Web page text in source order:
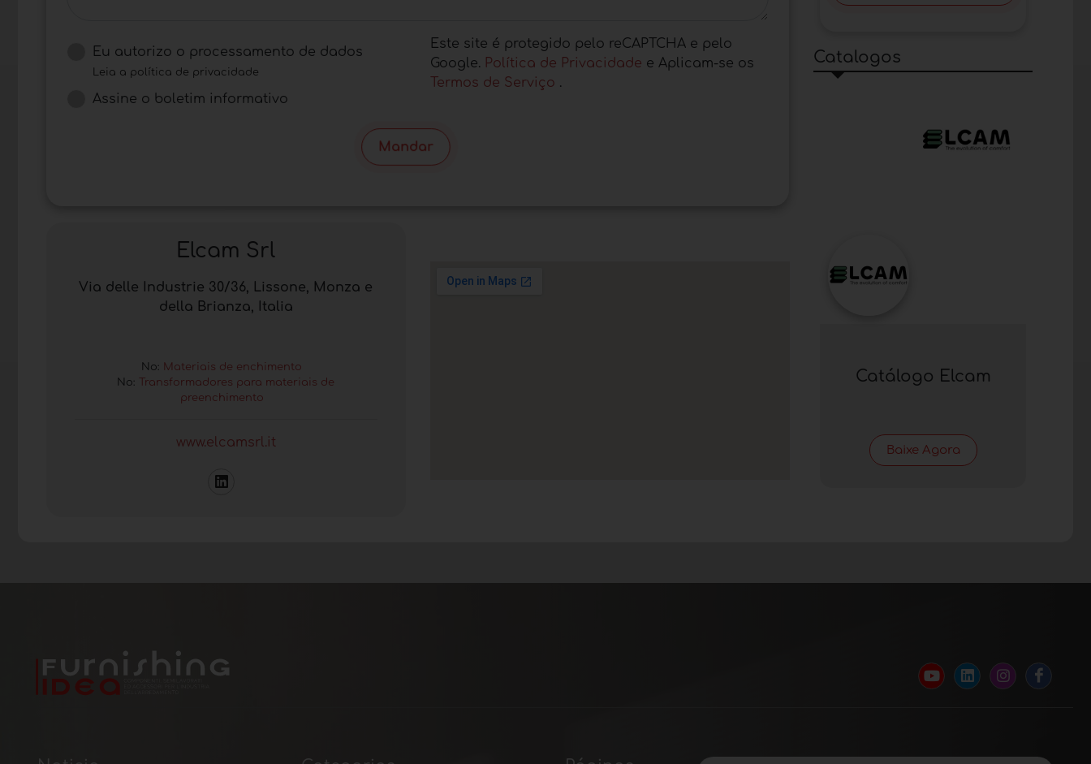
Eu autorizo ​​o processamento de dados
Leia a política de privacidade
Assine o boletim informativo
Este site é protegido pelo reCAPTCHA e pelo
Google. Política de Privacidade e Aplicam-se os
Termos de Serviço .
Mandar
Elcam Srl
Via delle Industrie 30/36, Lissone, Monza e
della Brianza, Italia
No: Materiais de enchimento
No: Transformadores para materiais de
preenchimento
www.elcamsrl.it
Catalogos
Catálogo Elcam
Baixe Agora